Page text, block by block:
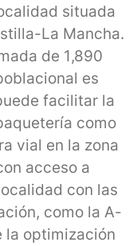
situada
La Mancha.
de 1,890
es
facilitar la
como
vial en la zona
acceso a
con las
como la A-
la optimización